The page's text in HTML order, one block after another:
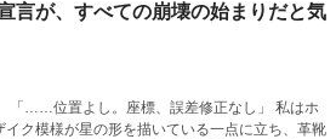
言が、すべての崩壊の始まりだと気
ク模様が星の形を描いている一点に立ち、革靴